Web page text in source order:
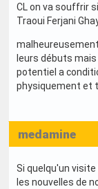
CL on va souffrir
Traoui Ferjani
leurs débuts
potentiel a
physiquement et
medamine
Si quelqu'un
les nouvelles de